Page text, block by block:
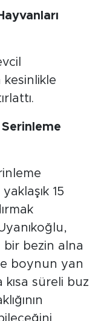
kesinlikle
15
bir bezin alna
boynun yan
kısa süreli buz